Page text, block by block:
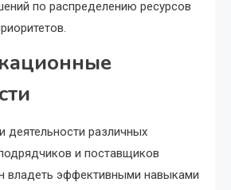
по распределению ресурсов
деятельности различных
и поставщиков
владеть эффективными навыками